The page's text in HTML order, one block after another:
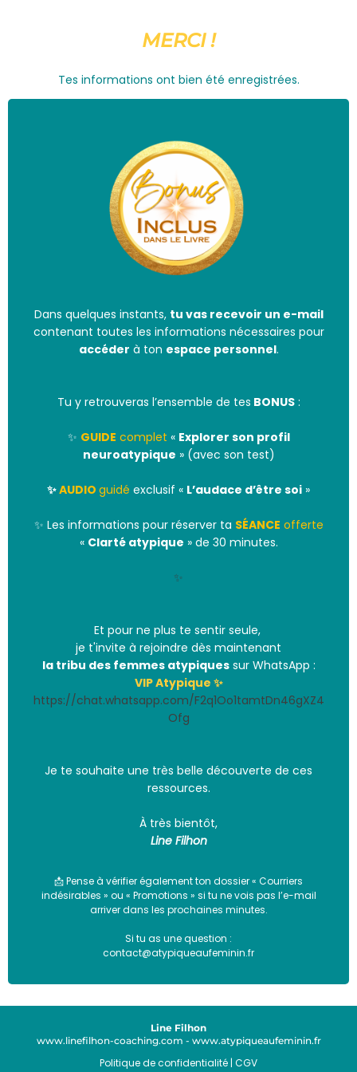
MERCI !
Tes informations ont bien été enregistrées.
Dans quelques instants, tu vas recevoir un e-mail
contenant toutes les informations nécessaires pour
accéder à ton espace personnel.
Tu y retrouveras l’ensemble de tes BONUS:
✨ GUIDE complet « Explorer son profil
neuroatypique » (avec son test)
✨AUDIO guidé exclusif « L’audace d’être soi »
✨ Les informations pour réserver ta SÉANCE offerte
« Clarté atypique » de 30 minutes.
✨
Et pour ne plus te sentir seule,
je t'invite à rejoindre dès maintenant
la tribu des femmes atypiquessur WhatsApp :
VIP Atypique ✨
https://chat.whatsapp.com/F2q1Oo1tamtDn46gXZ4
Ofg
Je te souhaite une très belle découverte de ces
ressources.
À très bientôt,
Line Filhon
📩 Pense à vérifier également ton dossier « Courriers
indésirables » ou « Promotions » si tu ne vois pas l’e-mail
arriver dans les prochaines minutes.
Si tu as une question :
contact@atypiqueaufeminin.fr
Line Filhon
www.linefilhon-coaching.com - www.atypiqueaufeminin.fr
Politique de confidentialité | CGV